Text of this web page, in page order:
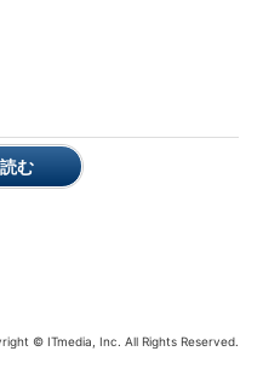
大学の卒業から英国の大学院
、その間はベンチャーキャピ
いた。当時の島田さんは未経
介でランチを一緒にして、そ
ゼンテーションするときのデ
む
© ITmedia, Inc. All Rights Reserved.